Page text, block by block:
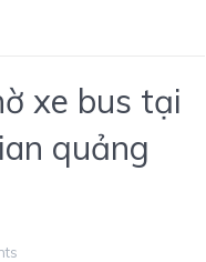
xe bus tại
quảng